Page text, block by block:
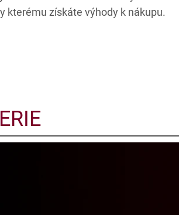
kterému získáte výhody k nákupu.